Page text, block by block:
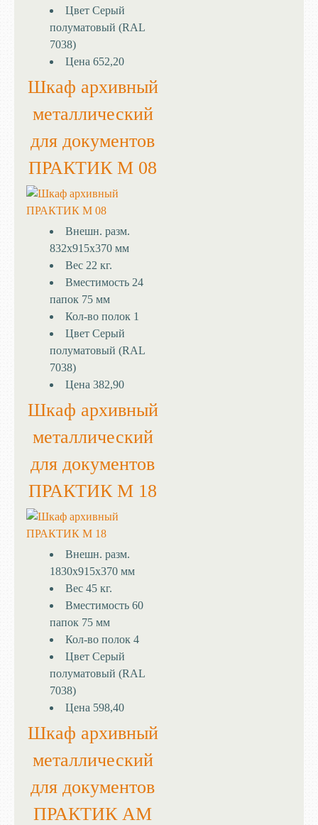
Цвет Серый
полуматовый (RAL
7038)
Цена 652,20
Шкаф архивный
металлический
для документов
ПРАКТИК М 08
Внешн. разм.
832x915x370 мм
Вес 22 кг.
Вместимость 24
папок 75 мм
Кол-во полок 1
Цвет Серый
полуматовый (RAL
7038)
Цена 382,90
Шкаф архивный
металлический
для документов
ПРАКТИК М 18
Внешн. разм.
1830x915x370 мм
Вес 45 кг.
Вместимость 60
папок 75 мм
Кол-во полок 4
Цвет Серый
полуматовый (RAL
7038)
Цена 598,40
Шкаф архивный
металлический
для документов
ПРАКТИК AM